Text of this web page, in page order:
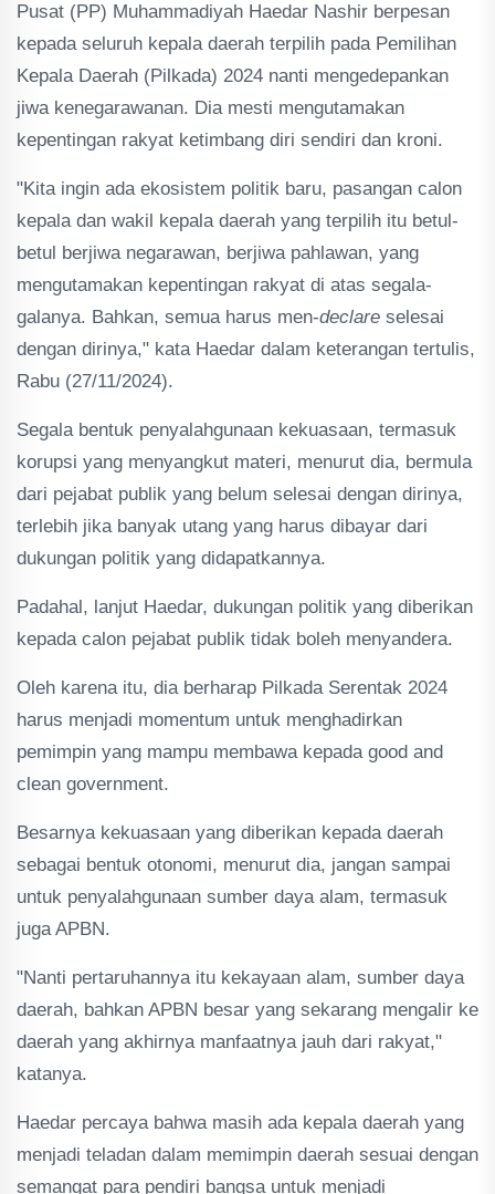
Pusat (PP) Muhammadiyah Haedar Nashir berpesan
kepada seluruh kepala daerah terpilih pada Pemilihan
Kepala Daerah (Pilkada) 2024 nanti mengedepankan
jiwa kenegarawanan. Dia mesti mengutamakan
kepentingan rakyat ketimbang diri sendiri dan kroni.
"Kita ingin ada ekosistem politik baru, pasangan calon
kepala dan wakil kepala daerah yang terpilih itu betul-
betul berjiwa negarawan, berjiwa pahlawan, yang
mengutamakan kepentingan rakyat di atas segala-
galanya. Bahkan, semua harus men-declare selesai
dengan dirinya," kata Haedar dalam keterangan tertulis,
Rabu (27/11/2024).
Segala bentuk penyalahgunaan kekuasaan, termasuk
korupsi yang menyangkut materi, menurut dia, bermula
dari pejabat publik yang belum selesai dengan dirinya,
terlebih jika banyak utang yang harus dibayar dari
dukungan politik yang didapatkannya.
Padahal, lanjut Haedar, dukungan politik yang diberikan
kepada calon pejabat publik tidak boleh menyandera.
Oleh karena itu, dia berharap Pilkada Serentak 2024
harus menjadi momentum untuk menghadirkan
pemimpin yang mampu membawa kepada good and
clean government.
Besarnya kekuasaan yang diberikan kepada daerah
sebagai bentuk otonomi, menurut dia, jangan sampai
untuk penyalahgunaan sumber daya alam, termasuk
juga APBN.
"Nanti pertaruhannya itu kekayaan alam, sumber daya
daerah, bahkan APBN besar yang sekarang mengalir ke
daerah yang akhirnya manfaatnya jauh dari rakyat,"
katanya.
Haedar percaya bahwa masih ada kepala daerah yang
menjadi teladan dalam memimpin daerah sesuai dengan
semangat para pendiri bangsa untuk menjadi